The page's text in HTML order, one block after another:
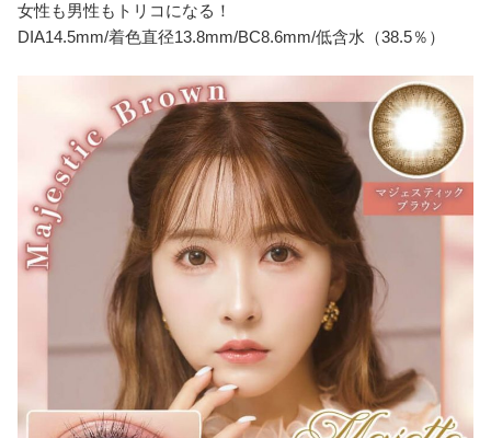
女性も男性もトリコになる！
DIA14.5mm/着色直径13.8mm/BC8.6mm/低含水（38.5％）